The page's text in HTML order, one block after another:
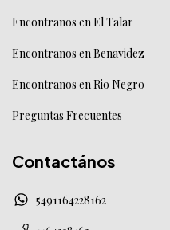
Encontranos en El Talar
Encontranos en Benavidez
Encontranos en Rio Negro
Preguntas Frecuentes
Contactános
5491164228162